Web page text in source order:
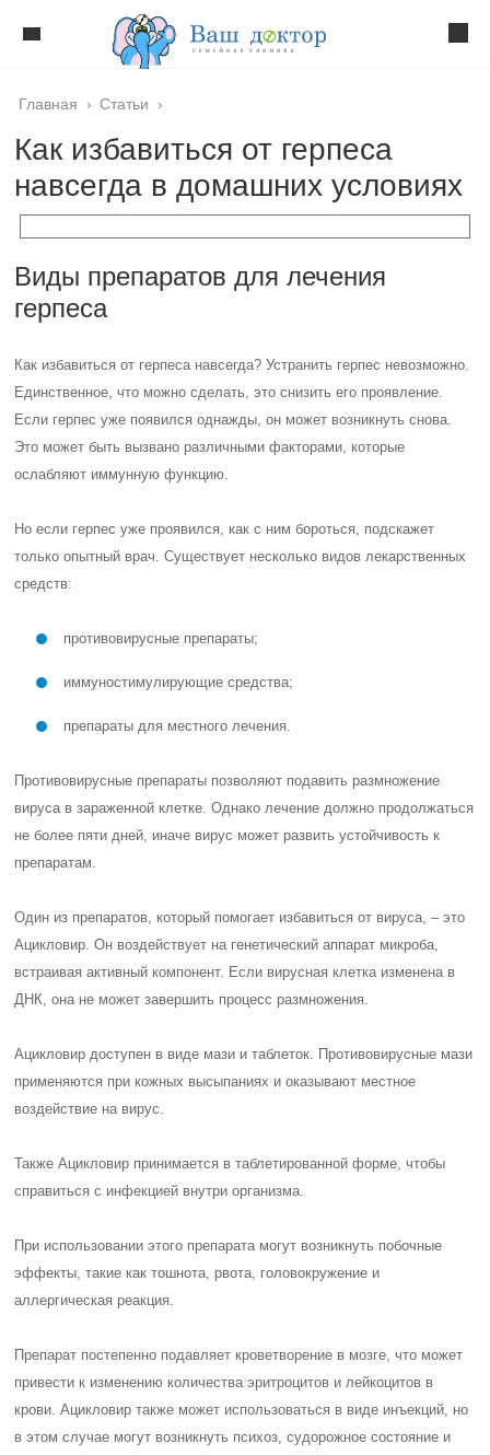
Главная › Статьи ›
Как избавиться от герпеса
навсегда в домашних условиях
Виды препаратов для лечения
герпеса
Как избавиться от герпеса навсегда? Устранить герпес невозможно.
Единственное, что можно сделать, это снизить его проявление.
Если герпес уже появился однажды, он может возникнуть снова.
Это может быть вызвано различными факторами, которые
ослабляют иммунную функцию.
Но если герпес уже проявился, как с ним бороться, подскажет
только опытный врач. Существует несколько видов лекарственных
средств:
противовирусные препараты;
иммуностимулирующие средства;
препараты для местного лечения.
Противовирусные препараты позволяют подавить размножение
вируса в зараженной клетке. Однако лечение должно продолжаться
не более пяти дней, иначе вирус может развить устойчивость к
препаратам.
Один из препаратов, который помогает избавиться от вируса, – это
Ацикловир. Он воздействует на генетический аппарат микроба,
встраивая активный компонент. Если вирусная клетка изменена в
ДНК, она не может завершить процесс размножения.
Ацикловир доступен в виде мази и таблеток. Противовирусные мази
применяются при кожных высыпаниях и оказывают местное
воздействие на вирус.
Также Ацикловир принимается в таблетированной форме, чтобы
справиться с инфекцией внутри организма.
При использовании этого препарата могут возникнуть побочные
эффекты, такие как тошнота, рвота, головокружение и
аллергическая реакция.
Препарат постепенно подавляет кроветворение в мозге, что может
привести к изменению количества эритроцитов и лейкоцитов в
крови. Ацикловир также может использоваться в виде инъекций, но
в этом случае могут возникнуть психоз, судорожное состояние и